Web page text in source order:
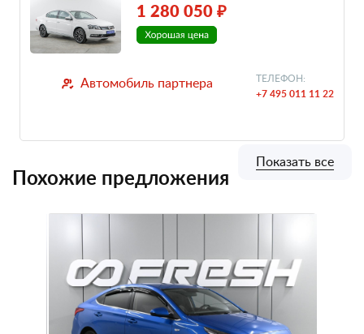
1 280 050 ₽
Автомобиль партнера ТЕЛЕФОН:
+7 495 011 11 22
Похожие предложения
Показать все